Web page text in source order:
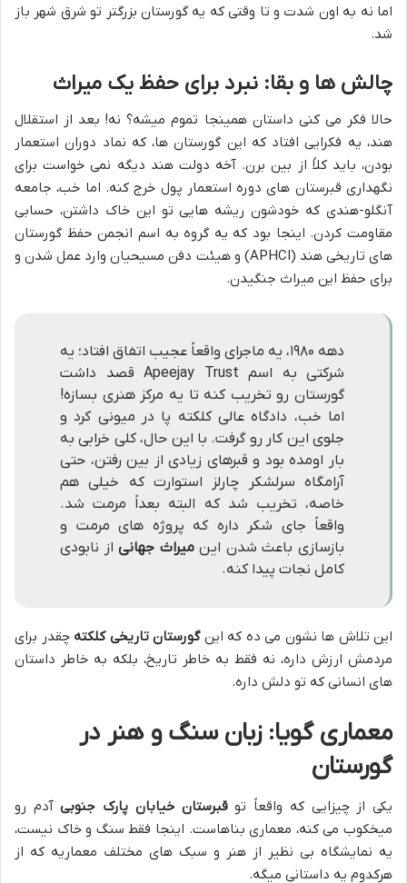
اما نه به اون شدت و تا وقتی که یه گورستان بزرگتر تو شرق شهر باز
شد.
چالش ها و بقا: نبرد برای حفظ یک میراث
حالا فکر می کنی داستان همینجا تموم میشه؟ نه! بعد از استقلال
هند، یه فکرایی افتاد که این گورستان ها، که نماد دوران استعمار
بودن، باید کلاً از بین برن. آخه دولت هند دیگه نمی خواست برای
نگهداری قبرستان های دوره استعمار پول خرج کنه. اما خب، جامعه
آنگلو-هندی که خودشون ریشه هایی تو این خاک داشتن، حسابی
مقاومت کردن. اینجا بود که یه گروه به اسم انجمن حفظ گورستان
های تاریخی هند (APHCI) و هیئت دفن مسیحیان وارد عمل شدن و
برای حفظ این میراث جنگیدن.
دهه ۱۹۸۰، یه ماجرای واقعاً عجیب اتفاق افتاد؛ یه
شرکتی به اسم Apeejay Trust قصد داشت
گورستان رو تخریب کنه تا یه مرکز هنری بسازه!
اما خب، دادگاه عالی کلکته پا در میونی کرد و
جلوی این کار رو گرفت. با این حال، کلی خرابی به
بار اومده بود و قبرهای زیادی از بین رفتن، حتی
آرامگاه سرلشکر چارلز استوارت که خیلی هم
خاصه، تخریب شد که البته بعداً مرمت شد.
واقعاً جای شکر داره که پروژه های مرمت و
بازسازی باعث شدن اینمیراث جهانیاز نابودی
کامل نجات پیدا کنه.
این تلاش ها نشون می ده که اینگورستان تاریخی کلکته چقدر برای
مردمش ارزش داره، نه فقط به خاطر تاریخ، بلکه به خاطر داستان
های انسانی که تو دلش داره.
معماری گویا: زبان سنگ و هنر در
گورستان
یکی از چیزایی که واقعاً توقبرستان خیابان پارک جنوبیآدم رو
میخکوب می کنه، معماری بناهاست. اینجا فقط سنگ و خاک نیست،
یه نمایشگاه بی نظیر از هنر و سبک های مختلف معماریه که از
هرکدوم یه داستانی میگه.